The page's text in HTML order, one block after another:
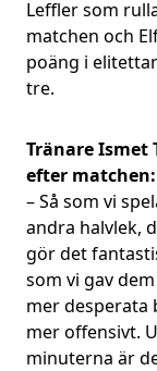
Leffler som
matchen och
poäng i
tre.
Tränare
efter matchen:
– Så som vi
andra halvlek,
gör det
som vi gav
mer desperata
mer offensivt.
minuterna är